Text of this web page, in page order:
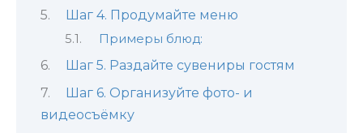
Шаг 4. Продумайте меню
Примеры блюд:
Шаг 5. Раздайте сувениры гостям
Шаг 6. Организуйте фото- и
видеосъёмку